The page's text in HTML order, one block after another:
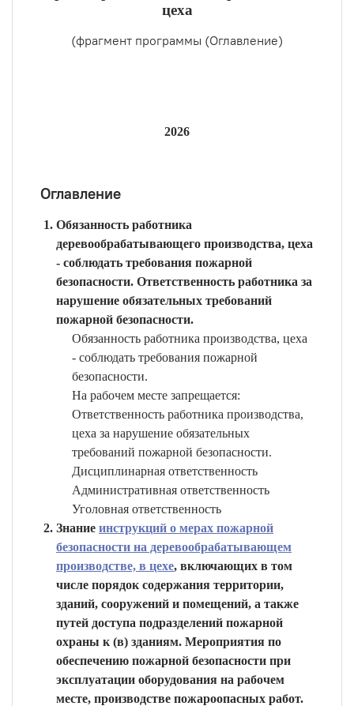
цеха
(фрагмент программы (Оглавление)
2026
Оглавление
Обязанность работника
деревообрабатывающего производства, цеха
- соблюдать требования пожарной
безопасности. Ответственность работника за
нарушение обязательных требований
пожарной безопасности.
Обязанность работника производства, цеха
- соблюдать требования пожарной
безопасности.
На рабочем месте запрещается:
Ответственность работника производства,
цеха за нарушение обязательных
требований пожарной безопасности.
Дисциплинарная ответственность
Административная ответственность
Уголовная ответственность
Знание инструкций о мерах пожарной
безопасности на деревообрабатывающем
производстве, в цехе, включающих в том
числе порядок содержания территории,
зданий, сооружений и помещений, а также
путей доступа подразделений пожарной
охраны к (в) зданиям. Мероприятия по
обеспечению пожарной безопасности при
эксплуатации оборудования на рабочем
месте, производстве пожароопасных работ.